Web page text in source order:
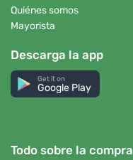
Quiénes somos
Mayorista
Descarga la app
Get it on
Google Play
Todo sobre la compra